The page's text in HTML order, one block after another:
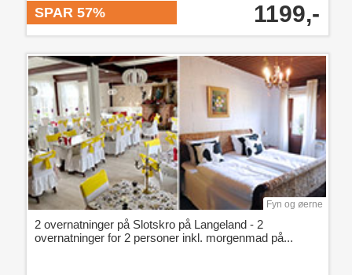
SPAR 57% 1199,-
Fyn og øerne
2 overnatninger på Slotskro på Langeland - 2
overnatninger for 2 personer inkl. morgenmad på...